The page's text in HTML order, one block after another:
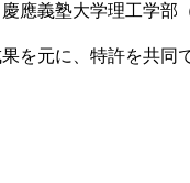
應義塾大学理工学部
を元に、特許を共同